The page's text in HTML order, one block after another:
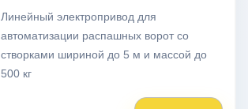
Линейный электропривод для
автоматизации распашных ворот со
створками шириной до 5 м и массой до
500 кг